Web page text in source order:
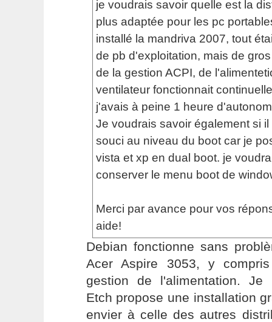
je voudrais savoir quelle est la
plus adaptée pour les pc
installé la mandriva 2007, tout
de pb d'exploitation, mais de
de la gestion ACPI, de
ventilateur fonctionnait
j'avais à peine 1 heure
Je voudrais savoir également si
souci au niveau du boot car je
vista et xp en dual boot. je
conserver le menu boot de
Merci par avance pour vos
aide!
Debian fonctionne sans
Acer Aspire 3053, y
gestion de l'alimentation. Je
Etch propose une installation
envier à celle des autres